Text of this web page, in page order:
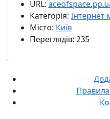
URL:
Категорія: Інтернет
Місто: Київ
Переглядів: 235